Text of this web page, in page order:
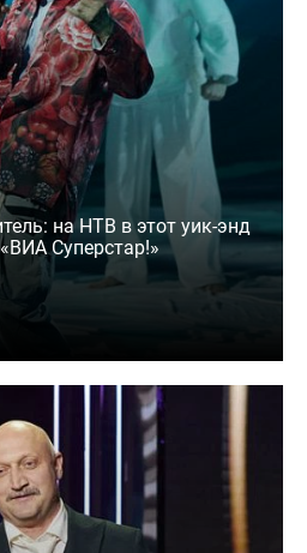
на НТВ в этот уик-энд
Суперстар!»